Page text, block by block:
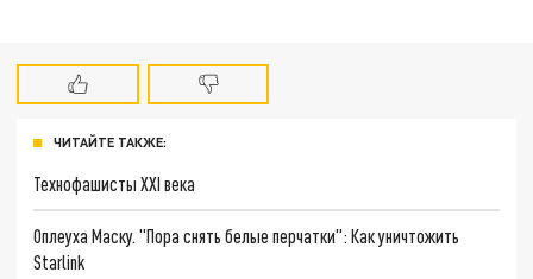
ЧИТАЙТЕ ТАКЖЕ:
Технофашисты XXI века
Оплеуха Маску. "Пора снять белые перчатки": Как уничтожить
Starlink